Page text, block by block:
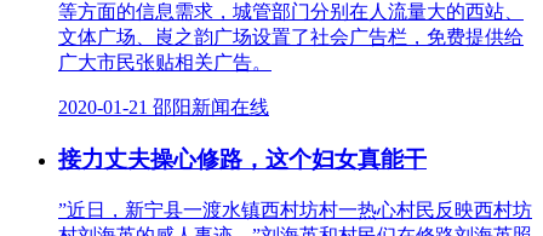
等方面的信息需求，城管部门分别在人流量大的西站、
文体广场、崀之韵广场设置了社会广告栏，免费提供给
广大市民张贴相关广告。
2020-01-21 邵阳新闻在线
接力丈夫操心修路，这个妇女真能干
”近日，新宁县一渡水镇西村坊村一热心村民反映西村坊